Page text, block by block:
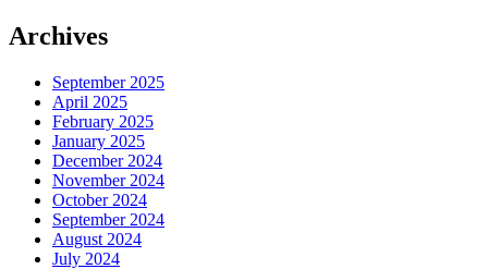
Archives
September 2025
April 2025
February 2025
January 2025
December 2024
November 2024
October 2024
September 2024
August 2024
July 2024